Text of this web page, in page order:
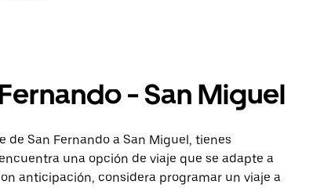
- San Miguel
de San Fernando a San Miguel, tienes
una opción de viaje que se adapte a
anticipación, considera programar un viaje a